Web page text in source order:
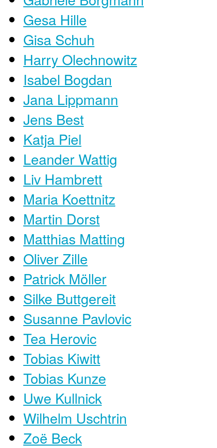
Gesa Hille
Gisa Schuh
Harry Olechnowitz
Isabel Bogdan
Jana Lippmann
Jens Best
Katja Piel
Leander Wattig
Liv Hambrett
Maria Koettnitz
Martin Dorst
Matthias Matting
Oliver Zille
Patrick Möller
Silke Buttgereit
Susanne Pavlovic
Tea Herovic
Tobias Kiwitt
Tobias Kunze
Uwe Kullnick
Wilhelm Uschtrin
Zoë Beck